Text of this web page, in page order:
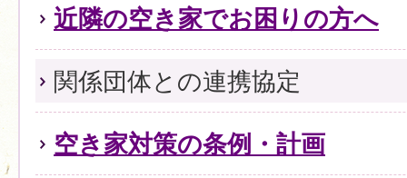
近隣の空き家でお困りの方へ
関係団体との連携協定
空き家対策の条例・計画